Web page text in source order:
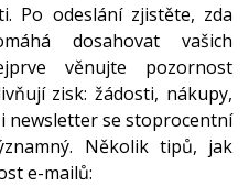
Po odeslání zjistěte, zda
dosahovat vašich
věnujte pozornost
zisk: žádosti, nákupy,
newsletter se stoprocentní
Několik tipů, jak
e-mailů: